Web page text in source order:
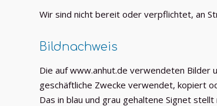
Wir sind nicht bereit oder verpflichtet, an
Bildnachweis
Die auf www.anhut.de verwendeten Bilder
geschäftliche Zwecke verwendet, kopiert
Das in blau und grau gehaltene Signet